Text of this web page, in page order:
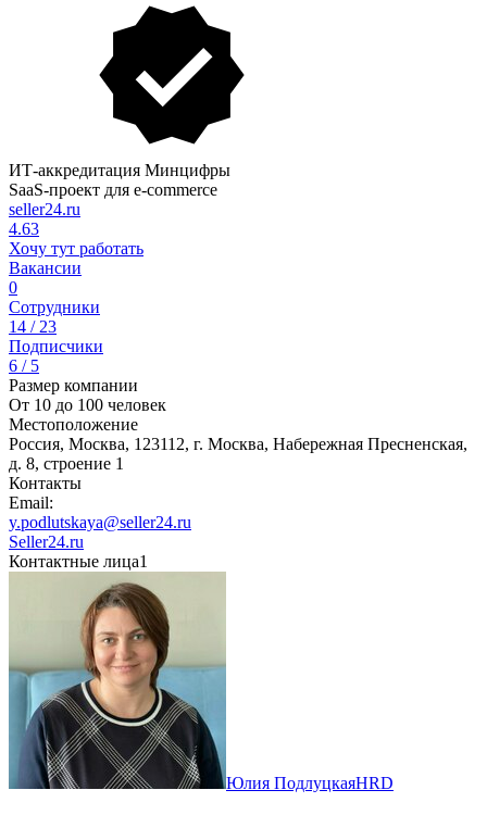
ИТ-аккредитация Минцифры
SaaS-проект для e-commerce
seller24.ru
4.63
Хочу тут работать
Вакансии
0
Сотрудники
14 / 23
Подписчики
6 / 5
Размер компании
От 10 до 100 человек
Местоположение
Россия, Москва, 123112, г. Москва, Набережная Пресненская,
д. 8, строение 1
Контакты
Email:
y.podlutskaya@seller24.ru
Seller24.ru
Контактные лица1
Юлия ПодлуцкаяHRD